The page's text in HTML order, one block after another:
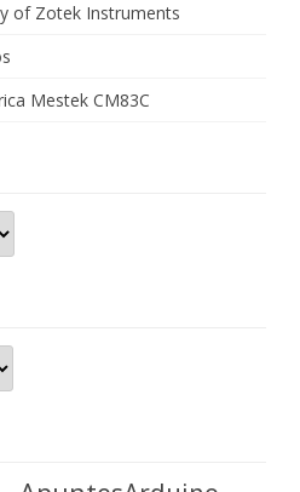
of Zotek Instruments
Mestek CM83C